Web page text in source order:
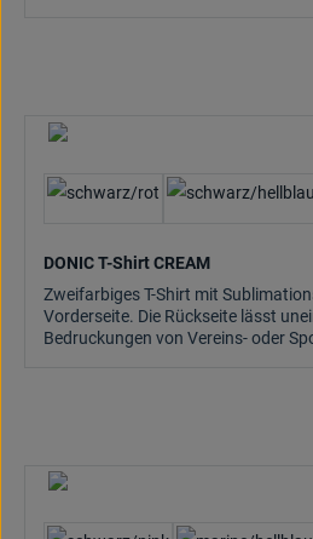
DONIC T-Shirt CREAM
Zweifarbiges T-Shirt mit
Vorderseite. Die Rückseite lässt
Bedruckungen von Vereins- oder